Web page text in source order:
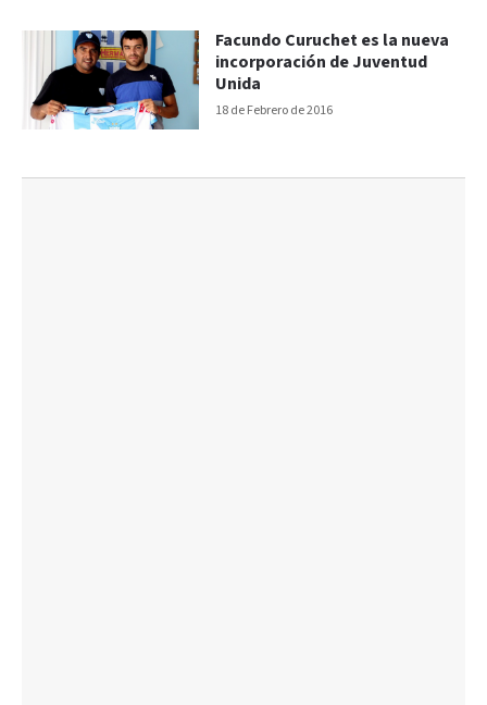
18 de Febrero de 2016
Facundo Curuchet es la nueva
incorporación de Juventud
Unida